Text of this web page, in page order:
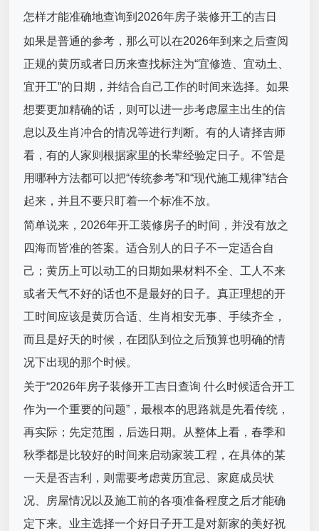
怎样才能准确地查询到2026年房子装修开工的吉日
如果是普通的参考，那么可以在2026年到来之后查阅
正规的黄历或者日历来查找标注为“宜修造、宜动土、
宜开工”的日期，并结合自己工作的时间来选择。如果
想要更加精确的话，则可以进一步考虑屋主出生的信
息以及生肖冲合的情况等进行判断。有的人请择吉师
看，有的人家则根据家里的长辈经验定日子。不管是
用哪种方法都可以把“传统参考”和“现代施工规律”结合
起来，并且不要只盯着一个标准不放。
简单说来，2026年开工装修房子的时间，并没有放之
四海而皆准的答案。适合别人的日子不一定适合自
己；黄历上可以动工的日期如果材料不全、工人不来
或者天气不好的话也不是最好的日子。真正理想的开
工时间应该是黄历合适、生肖相安无事、手续齐全，
而且是好天的时候，在团队到位之后预算也明确的情
况下出现的那个时候。
关于“2026年房子装修开工吉日查询 什么时候适合开工
作为一个重要的问题”，最根本的思路就是先看传统，
再实际；先定范围，后选日期。从整体上看，春季和
秋季都是比较好的时间来启动家装工程，在具体的某
一天是否吉利，则需要考虑黄历宜忌、家庭成员状
况、房屋情况以及施工前的各项准备程度之后才能确
定下来。业主选择一个好日子开工是对新家的美好祝